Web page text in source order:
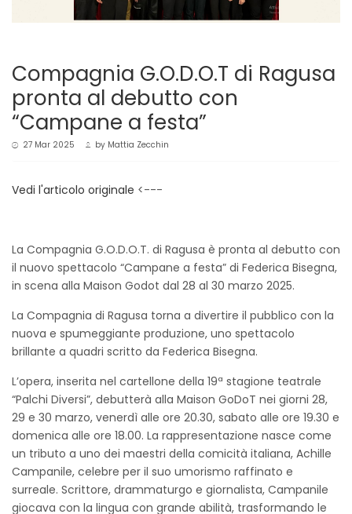
Compagnia G.O.D.O.T di Ragusa
pronta al debutto con
“Campane a festa”
27 Mar 2025 by Mattia Zecchin
Vedi l'articolo originale <---
La Compagnia G.O.D.O.T. di Ragusa è pronta al debutto con
il nuovo spettacolo “Campane a festa” di Federica Bisegna,
in scena alla Maison Godot dal 28 al 30 marzo 2025.
La Compagnia di Ragusa torna a divertire il pubblico con la
nuova e spumeggiante produzione, uno spettacolo
brillante a quadri scritto da Federica Bisegna.
L’opera, inserita nel cartellone della 19ª stagione teatrale
“Palchi Diversi”, debutterà alla Maison GoDoT nei giorni 28,
29 e 30 marzo, venerdì alle ore 20.30, sabato alle ore 19.30 e
domenica alle ore 18.00. La rappresentazione nasce come
un tributo a uno dei maestri della comicità italiana, Achille
Campanile, celebre per il suo umorismo raffinato e
surreale. Scrittore, drammaturgo e giornalista, Campanile
giocava con la lingua con grande abilità, trasformando le